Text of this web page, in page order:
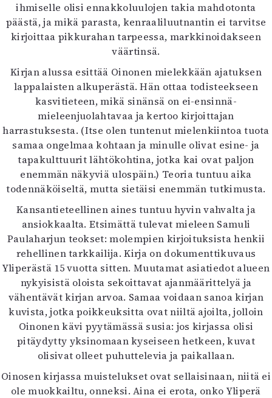
ihmiselle olisi ennakkoluulojen takia mahdotonta
päästä, ja mikä parasta, kenraaliluutnantin ei tarvitse
kirjoittaa pikkurahan tarpeessa, markkinoidakseen
väärtinsä.
Kirjan alussa esittää Oinonen mielekkään ajatuksen
lappalaisten alkuperästä. Hän ottaa todisteekseen
kasvitieteen, mikä sinänsä on ei-ensinnä-
mieleenjuolahtavaa ja kertoo kirjoittajan
harrastuksesta. (Itse olen tuntenut mielenkiintoa tuota
samaa ongelmaa kohtaan ja minulle olivat esine- ja
tapakulttuurit lähtökohtina, jotka kai ovat paljon
enemmän näkyviä ulospäin.) Teoria tuntuu aika
todennäköiseltä, mutta sietäisi enemmän tutkimusta.
Kansantieteellinen aines tuntuu hyvin vahvalta ja
ansiokkaalta. Etsimättä tulevat mieleen Samuli
Paulaharjun teokset: molempien kirjoituksista henkii
rehellinen tarkkailija. Kirja on dokumenttikuvaus
Yliperästä 15 vuotta sitten. Muutamat asiatiedot alueen
nykyisistä oloista sekoittavat ajanmäärittelyä ja
vähentävät kirjan arvoa. Samaa voidaan sanoa kirjan
kuvista, jotka poikkeuksitta ovat niiltä ajoilta, jolloin
Oinonen kävi pyytämässä susia: jos kirjassa olisi
pitäydytty yksinomaan kyseiseen hetkeen, kuvat
olisivat olleet puhuttelevia ja paikallaan.
Oinosen kirjassa muistelukset ovat sellaisinaan, niitä ei
ole muokkailtu, onneksi. Aina ei erota, onko Yliperä